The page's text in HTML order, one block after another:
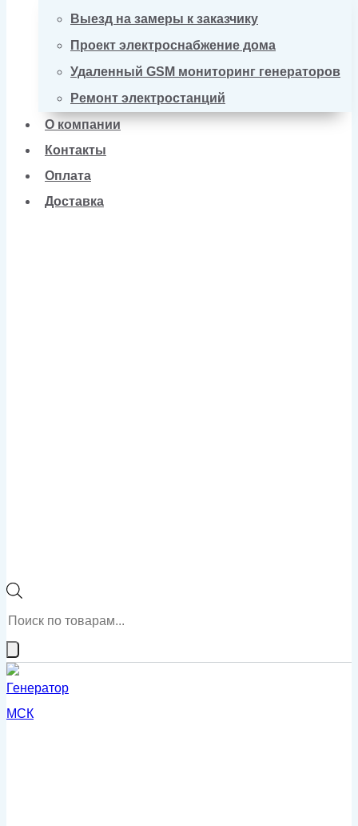
Выезд на замеры к заказчику
Проект электроснабжение дома
Удаленный GSM мониторинг генераторов
Ремонт электростанций
О компании
Контакты
Оплата
Доставка
Поиск
товаров